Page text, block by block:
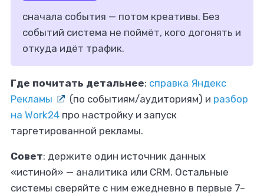
сначала события — потом креативы. Без
событий система не поймёт, кого догонять и
откуда идёт трафик.
Где почитать детальнее: справка Яндекс
Рекламы
(по событиям/аудиториям) и разбор
на Work24 про настройку и запуск
таргетированной рекламы.
Совет: держите один источник данных
«истиной» — аналитика или CRM. Остальные
системы сверяйте с ним ежедневно в первые 7–